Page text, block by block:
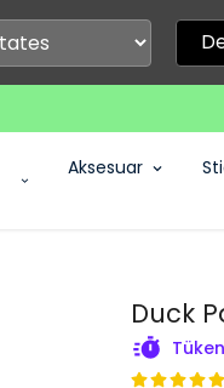
Aksesuar
Duck